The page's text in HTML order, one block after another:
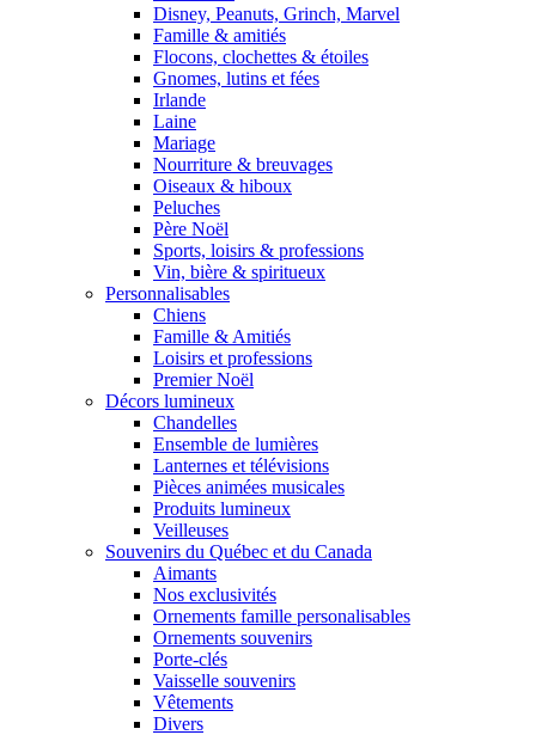
Disney, Peanuts, Grinch, Marvel
Famille & amitiés
Flocons, clochettes & étoiles
Gnomes, lutins et fées
Irlande
Laine
Mariage
Nourriture & breuvages
Oiseaux & hiboux
Peluches
Père Noël
Sports, loisirs & professions
Vin, bière & spiritueux
Personnalisables
Chiens
Famille & Amitiés
Loisirs et professions
Premier Noël
Décors lumineux
Chandelles
Ensemble de lumières
Lanternes et télévisions
Pièces animées musicales
Produits lumineux
Veilleuses
Souvenirs du Québec et du Canada
Aimants
Nos exclusivités
Ornements famille personalisables
Ornements souvenirs
Porte-clés
Vaisselle souvenirs
Vêtements
Divers